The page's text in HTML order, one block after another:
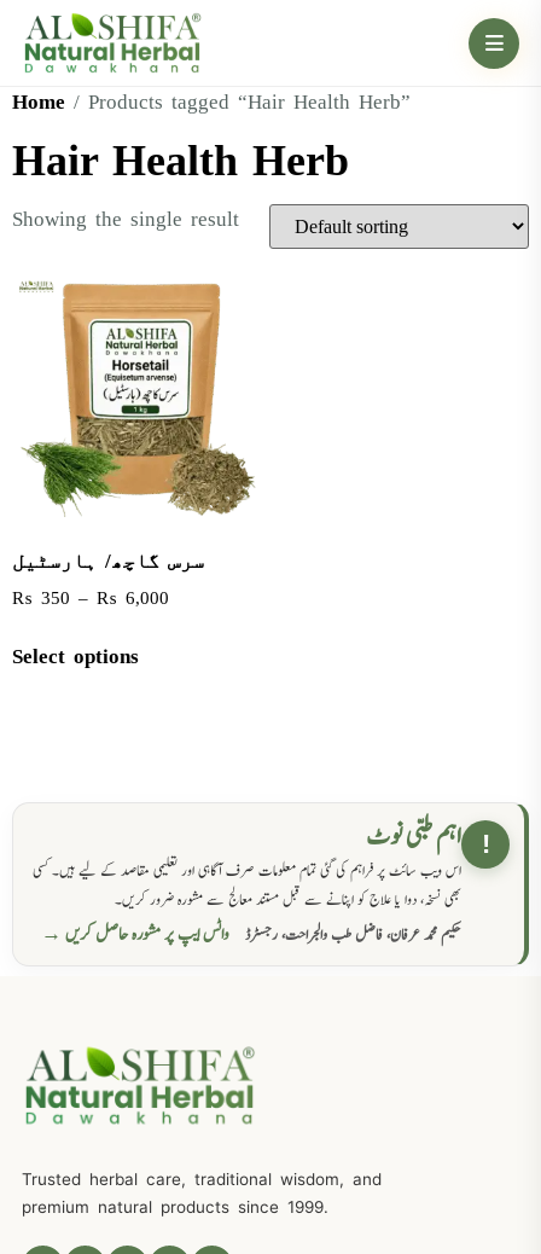
Home / Products tagged “Hair Health Herb”
Hair Health Herb
Showing the single result
سرس گاچھ/ ہارسٹیل
₨ 350 – ₨ 6,000
Select options
! اہم طبی نوٹ
اس ویب سائٹ پر فراہم کی گئی تمام معلومات صرف آگاہی اور تعلیمی مقاصد کے لیے ہیں۔ کسی
بھی نسخہ، دوا یا علاج کو اپنانے سے قبل مستند معالج سے مشورہ ضرور کریں۔
حکیم محمد عرفان، فاضل طب والجراحت، رجسٹرڈ
واٹس ایپ پر مشورہ حاصل کریں →
Trusted herbal care, traditional wisdom, and
premium natural products since 1999.